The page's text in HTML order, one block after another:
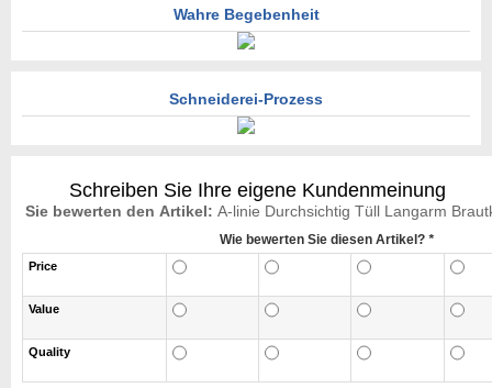
Wahre Begebenheit
Schneiderei-Prozess
Schreiben Sie Ihre eigene Kundenmeinung
Sie bewerten den Artikel: A-linie Durchsichtig Tüll Langarm
Wie bewerten Sie diesen Artikel? *
Price
Value
Quality